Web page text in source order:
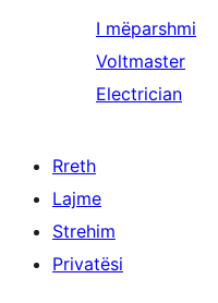
I mëparshmi
Voltmaster
Electrician
Rreth
Lajme
Strehim
Privatësi